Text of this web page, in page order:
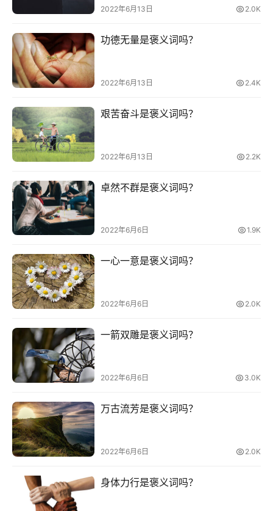
2022年6月13日 2.0K
功德无量是褒义词吗？
2022年6月13日 2.4K
艰苦奋斗是褒义词吗？
2022年6月13日 2.2K
卓然不群是褒义词吗？
2022年6月6日 1.9K
一心一意是褒义词吗？
2022年6月6日 2.0K
一箭双雕是褒义词吗？
2022年6月6日 3.0K
万古流芳是褒义词吗？
2022年6月6日 2.0K
身体力行是褒义词吗？